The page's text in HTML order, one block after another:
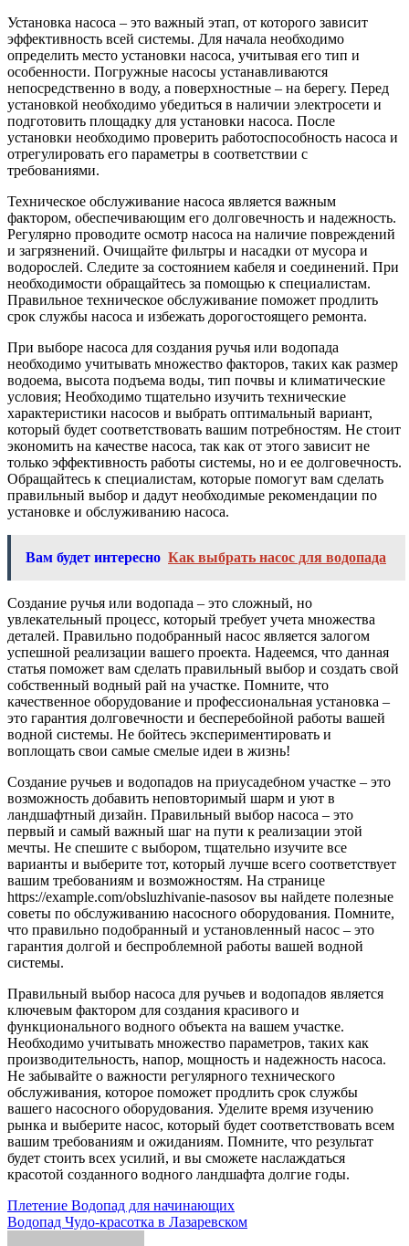
Установка насоса – это важный этап, от которого зависит
эффективность всей системы. Для начала необходимо
определить место установки насоса, учитывая его тип и
особенности. Погружные насосы устанавливаются
непосредственно в воду, а поверхностные – на берегу. Перед
установкой необходимо убедиться в наличии электросети и
подготовить площадку для установки насоса. После
установки необходимо проверить работоспособность насоса и
отрегулировать его параметры в соответствии с
требованиями.
Техническое обслуживание насоса является важным
фактором, обеспечивающим его долговечность и надежность.
Регулярно проводите осмотр насоса на наличие повреждений
и загрязнений. Очищайте фильтры и насадки от мусора и
водорослей. Следите за состоянием кабеля и соединений. При
необходимости обращайтесь за помощью к специалистам.
Правильное техническое обслуживание поможет продлить
срок службы насоса и избежать дорогостоящего ремонта.
При выборе насоса для создания ручья или водопада
необходимо учитывать множество факторов, таких как размер
водоема, высота подъема воды, тип почвы и климатические
условия; Необходимо тщательно изучить технические
характеристики насосов и выбрать оптимальный вариант,
который будет соответствовать вашим потребностям. Не стоит
экономить на качестве насоса, так как от этого зависит не
только эффективность работы системы, но и ее долговечность.
Обращайтесь к специалистам, которые помогут вам сделать
правильный выбор и дадут необходимые рекомендации по
установке и обслуживанию насоса.
Вам будет интересно Как выбрать насос для водопада
Создание ручья или водопада – это сложный, но
увлекательный процесс, который требует учета множества
деталей. Правильно подобранный насос является залогом
успешной реализации вашего проекта. Надеемся, что данная
статья поможет вам сделать правильный выбор и создать свой
собственный водный рай на участке. Помните, что
качественное оборудование и профессиональная установка –
это гарантия долговечности и бесперебойной работы вашей
водной системы. Не бойтесь экспериментировать и
воплощать свои самые смелые идеи в жизнь!
Создание ручьев и водопадов на приусадебном участке – это
возможность добавить неповторимый шарм и уют в
ландшафтный дизайн. Правильный выбор насоса – это
первый и самый важный шаг на пути к реализации этой
мечты. Не спешите с выбором, тщательно изучите все
варианты и выберите тот, который лучше всего соответствует
вашим требованиям и возможностям. На странице
https://example.com/obsluzhivanie-nasosov вы найдете полезные
советы по обслуживанию насосного оборудования. Помните,
что правильно подобранный и установленный насос – это
гарантия долгой и беспроблемной работы вашей водной
системы.
Правильный выбор насоса для ручьев и водопадов является
ключевым фактором для создания красивого и
функционального водного объекта на вашем участке.
Необходимо учитывать множество параметров, таких как
производительность, напор, мощность и надежность насоса.
Не забывайте о важности регулярного технического
обслуживания, которое поможет продлить срок службы
вашего насосного оборудования. Уделите время изучению
рынка и выберите насос, который будет соответствовать всем
вашим требованиям и ожиданиям. Помните, что результат
будет стоить всех усилий, и вы сможете наслаждаться
красотой созданного водного ландшафта долгие годы.
Навигация
по
Плетение Водопад для начинающих
Водопад Чудо-красотка в Лазаревском